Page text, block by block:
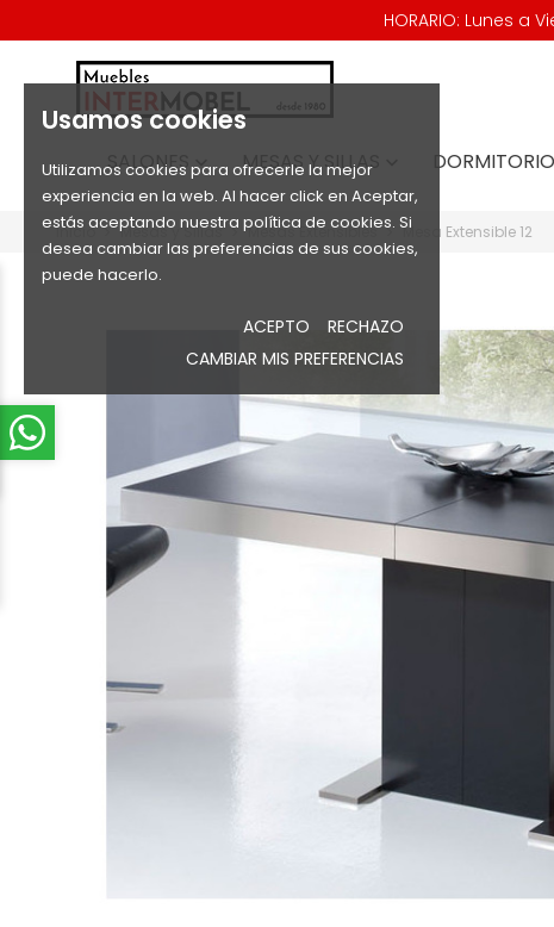
Usamos cookies
Utilizamos cookies para ofrecerle la mejor
experiencia en la web. Al hacer click en Aceptar,
estás aceptando nuestra política de cookies. Si
desea cambiar las preferencias de sus cookies,
puede hacerlo.
ACEPTO
RECHAZO
CAMBIAR MIS PREFERENCIAS
HORARIO: Lunes a
SALONES  MESAS Y SILLAS
Inicio Mesas y Sillas Mesas Extensibles Mesa Extensible 12